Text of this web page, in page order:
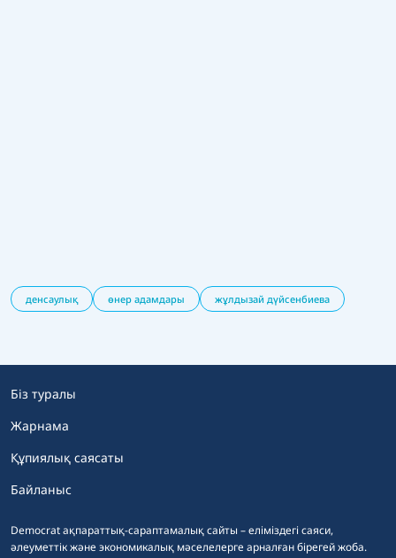
денсаулық өнер адамдары жұлдызай дүйсенбиева
Democrat ақпараттық-сараптамалық сайты – еліміздегі саяси,
әлеуметтік және экономикалық мәселелерге арналған бірегей жоба.
Біз туралы
Жарнама
Құпиялық саясаты
Байланыс